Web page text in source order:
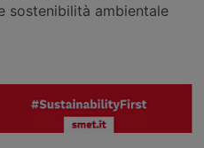
sostenibilità ambientale